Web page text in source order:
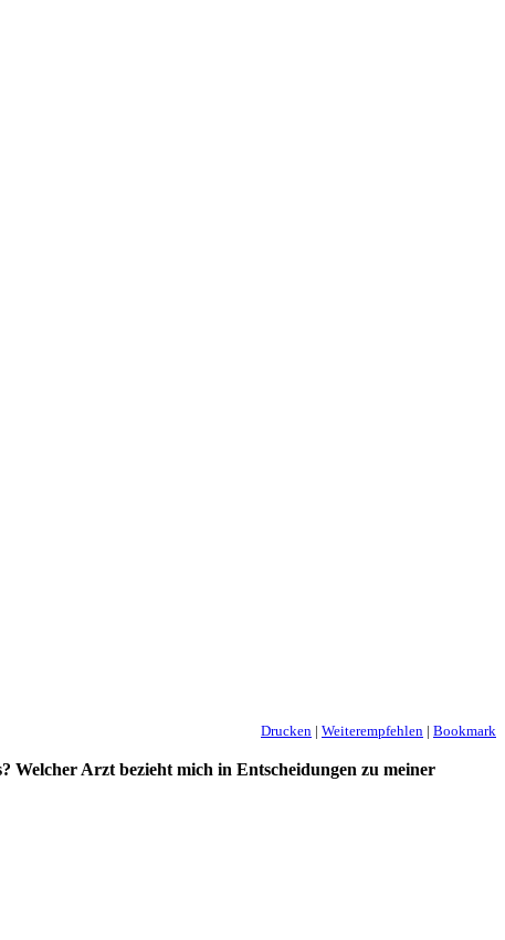
Drucken | Weiterempfehlen | Bookmark
Welcher Arzt bezieht mich in Entscheidungen zu meiner